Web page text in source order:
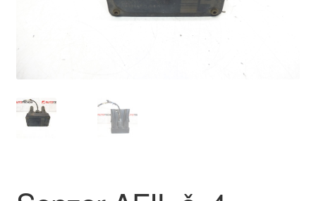
Obchodní podmínky
Platby
Reklamace